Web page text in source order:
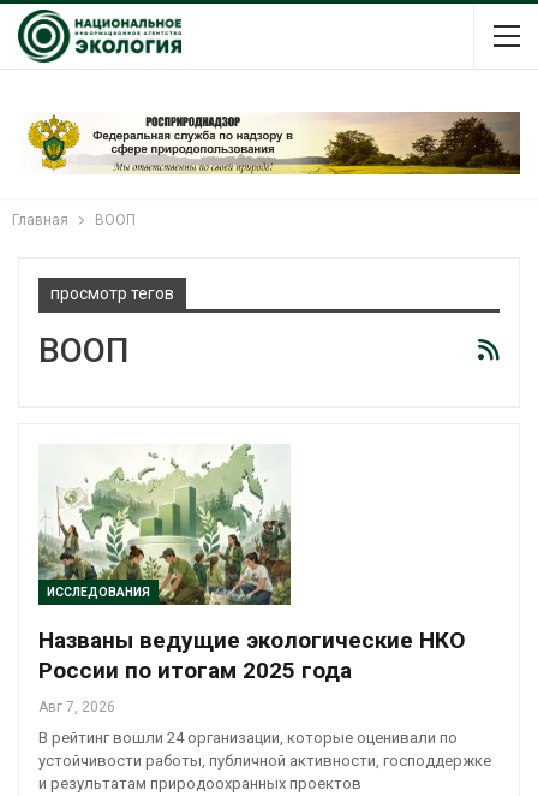
Главная ВООП
просмотр тегов
ВООП
ИССЛЕДОВАНИЯ
Названы ведущие экологические НКО
России по итогам 2025 года
Авг 7, 2026
В рейтинг вошли 24 организации, которые оценивали по
устойчивости работы, публичной активности, господдержке
и результатам природоохранных проектов